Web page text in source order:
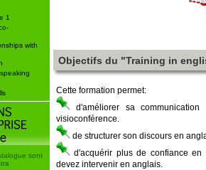
1
with
sont
Objectifs du "Training in
Cette formation permet:
d'améliorer sa
visioconférence.
de structurer son discours en
d'acquérir plus de confiance
devez intervenir en anglais.